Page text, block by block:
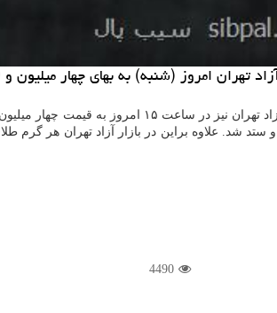
به بهای چهار میلیون و 140 هزار تومان به فروش رسید.
4490